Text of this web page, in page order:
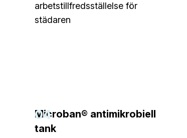
arbetstillfredsställelse för
städaren
04
Microban® antimikrobiell
tank